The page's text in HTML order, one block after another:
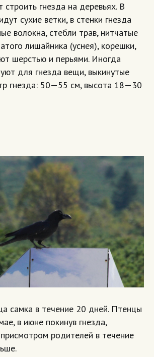
гнезда на деревьях. В
сухие ветки, в стенки гнезда
волокна, стебли трав, нитчатые
лишайника (уснея), корешки,
шерстью и перьями. Иногда
для гнезда вещи, выкинутые
гнезда: 50—55 см, высота 18—30
самка в течение 20 дней. Птенцы
в июне покинув гнезда,
родителей в течение